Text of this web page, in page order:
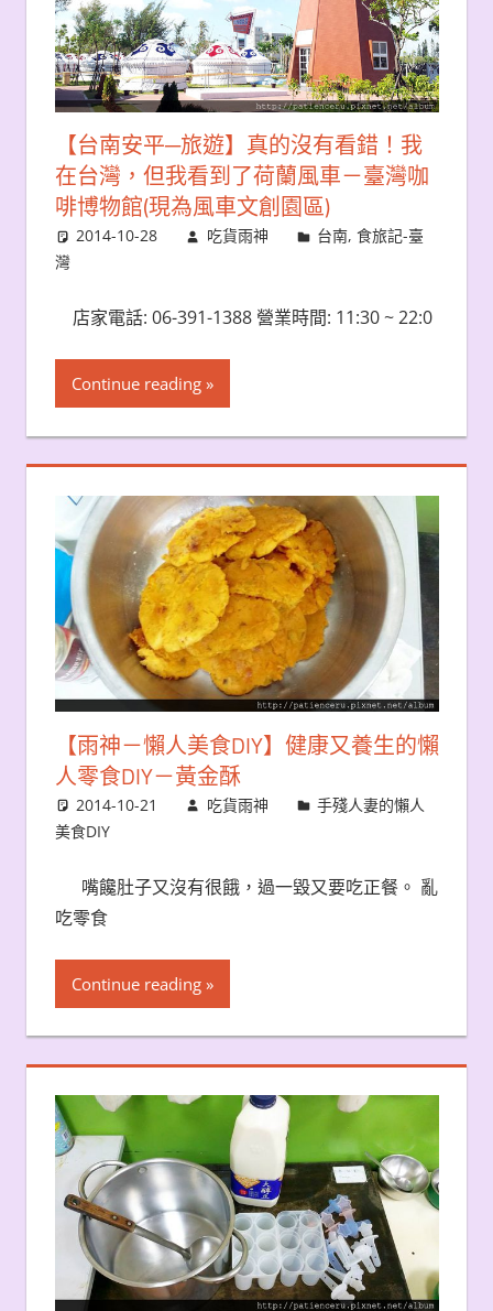
【台南安平─旅遊】真的沒有看錯！我
在台灣，但我看到了荷蘭風車－臺灣咖
啡博物館(現為風車文創園區)
2014-10-28 吃貨雨神 台南,食旅記-臺
灣
店家電話: 06-391-1388 營業時間: 11:30 ~ 22:0
Continue reading
【雨神－懶人美食DIY】健康又養生的懶
人零食DIY－黃金酥
2014-10-21 吃貨雨神
手殘人妻的懶人
美食DIY
嘴饞肚子又沒有很餓，過一毀又要吃正餐。 亂
吃零食
Continue reading